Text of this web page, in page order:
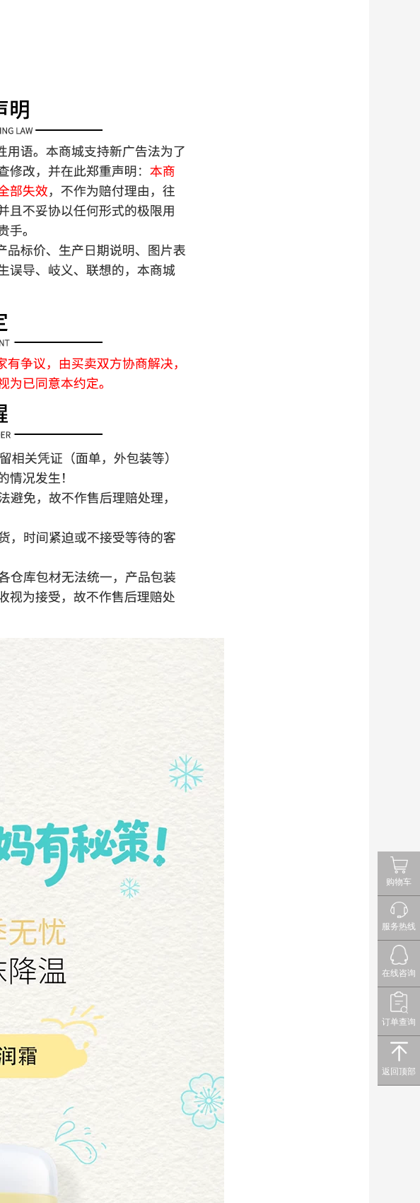
购物车
服务热线
在线咨询
订单查询
返回顶部